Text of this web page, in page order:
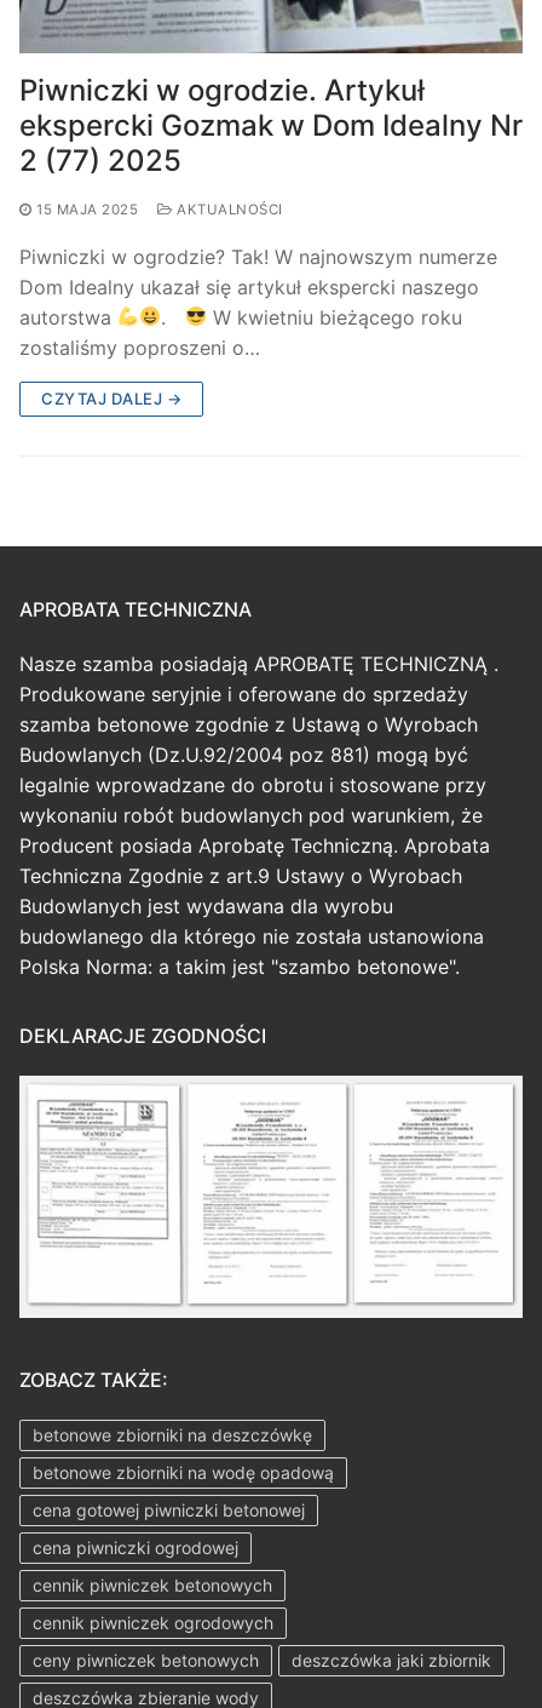
Piwniczki w ogrodzie. Artykuł
ekspercki Gozmak w Dom Idealny Nr
2 (77) 2025
15 MAJA 2025 AKTUALNOŚCI
Piwniczki w ogrodzie? Tak! W najnowszym numerze
Dom Idealny ukazał się artykuł ekspercki naszego
autorstwa
.
W kwietniu bieżącego roku
zostaliśmy poproszeni o…
CZYTAJ DALEJ →
APROBATA TECHNICZNA
Nasze szamba posiadają APROBATĘ TECHNICZNĄ .
Produkowane seryjnie i oferowane do sprzedaży
szamba betonowe zgodnie z Ustawą o Wyrobach
Budowlanych (Dz.U.92/2004 poz 881) mogą być
legalnie wprowadzane do obrotu i stosowane przy
wykonaniu robót budowlanych pod warunkiem, że
Producent posiada Aprobatę Techniczną. Aprobata
Techniczna Zgodnie z art.9 Ustawy o Wyrobach
Budowlanych jest wydawana dla wyrobu
budowlanego dla którego nie została ustanowiona
Polska Norma: a takim jest "szambo betonowe".
DEKLARACJE ZGODNOŚCI
ZOBACZ TAKŻE:
betonowe zbiorniki na deszczówkę
betonowe zbiorniki na wodę opadową
cena gotowej piwniczki betonowej
cena piwniczki ogrodowej
cennik piwniczek betonowych
cennik piwniczek ogrodowych
ceny piwniczek betonowych
deszczówka jaki zbiornik
deszczówka zbieranie wody